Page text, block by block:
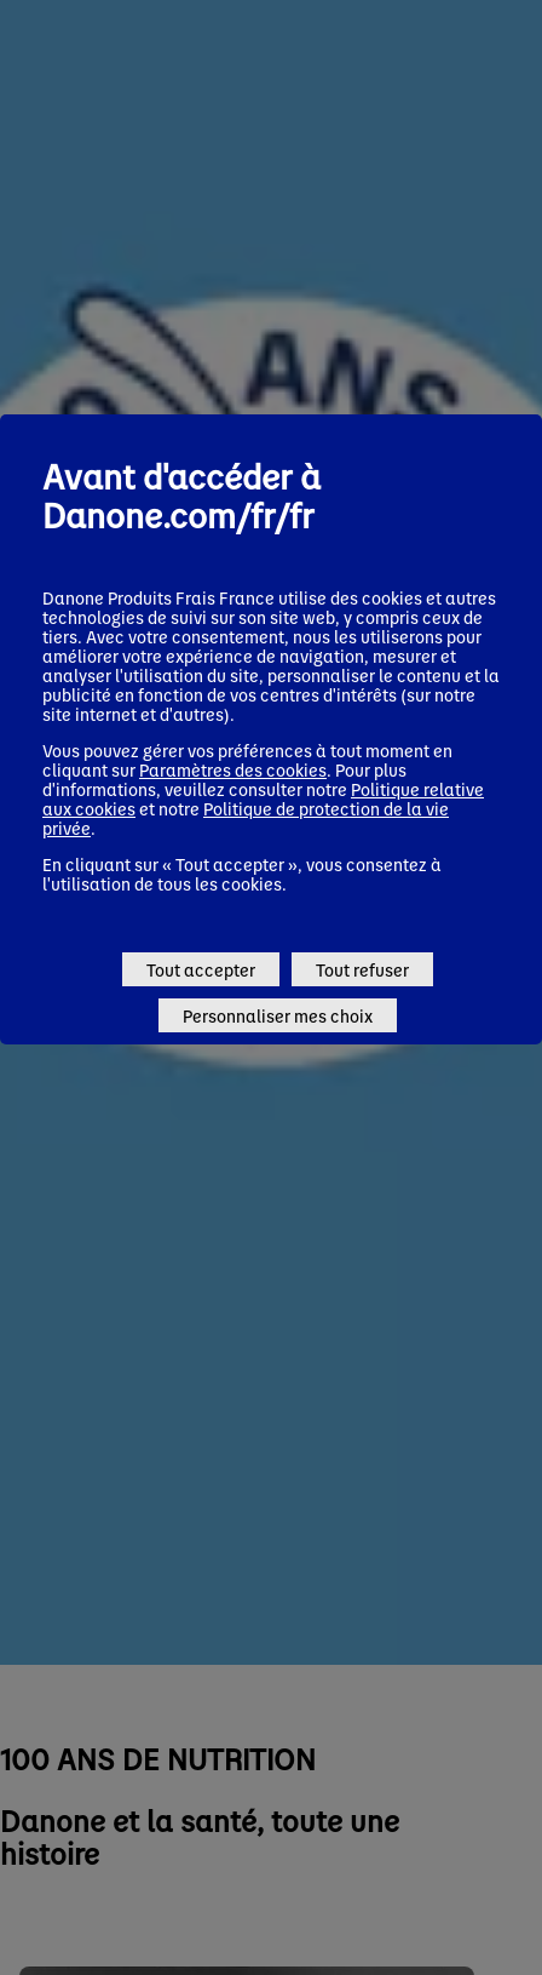
100 ANS DE NUTRITION
Danone et la santé, toute une
histoire
Avant d'accéder à
Danone.com/fr/fr
Danone Produits Frais France utilise des cookies et autres
technologies de suivi sur son site web, y compris ceux de
tiers. Avec votre consentement, nous les utiliserons pour
améliorer votre expérience de navigation, mesurer et
analyser l'utilisation du site, personnaliser le contenu et la
publicité en fonction de vos centres d'intérêts (sur notre
site internet et d'autres).
Vous pouvez gérer vos préférences à tout moment en
cliquant sur Paramètres des cookies . Pour plus
d'informations, veuillez consulter notre Politique relative
aux cookieset notre Politique de protection de la vie
privée
En cliquant sur « Tout accepter », vous consentez à
l'utilisation de tous les cookies.
Tout accepter Tout refuser
Personnaliser mes choix